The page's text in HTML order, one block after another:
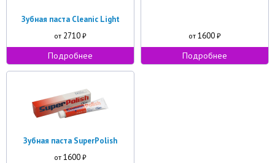
Зубная паста Cleanic Light
от 2710 ₽
Подробнее
от 1600 ₽
Подробнее
Зубная паста SuperPolish
от 1600 ₽